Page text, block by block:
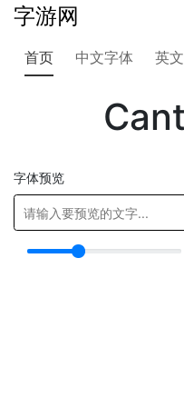
字游网
首页 中文字体 英
字体预览